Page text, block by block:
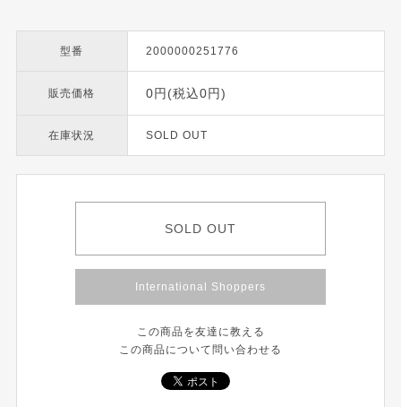
型番 2000000251776
販売価格 0円(税込0円)
在庫状況 SOLD OUT
SOLD OUT
International Shoppers
この商品を友達に教える
この商品について問い合わせる